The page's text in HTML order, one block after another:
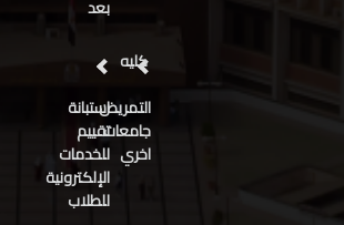
بعد
كليه
التمريض
جامعات
اخري
استبانة
تقييم
للخدمات
الإلكترونية
للطلاب